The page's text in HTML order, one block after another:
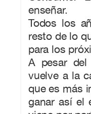
enseñar.
Todos los
resto de lo
para los
A pesar
vuelve a la
que es más
ganar así el